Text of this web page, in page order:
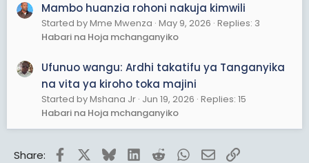
Mambo huanzia rohoni nakuja kimwili
Started by Mme Mwenza May 9, 2026 Replies: 3
Habari na Hoja mchanganyiko
Ufunuo wangu: Ardhi takatifu ya Tanganyika
na vita ya kiroho toka majini
Started by Mshana Jr Jun 19, 2026 Replies: 15
Habari na Hoja mchanganyiko
Share: FacebookBlueskyLinkedInRedditWhatsApp
EmailLink